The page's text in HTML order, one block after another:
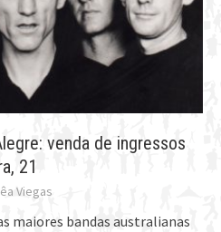
venda de ingressos
21
Viegas
maiores bandas australianas